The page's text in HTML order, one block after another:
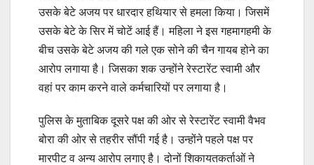
उसके बेटे अजय पर धारदार हथियार से हमला किया। जिसमें
उसके बेटे के सिर में चोटें आई हैं। महिला ने इस गहमागहमी के
बीच उसके बेटे अजय की गले एक सोने की चैन गायब होने का
आरोप लगाया है। जिसका शक उन्होंने रेस्टारेंट स्वामी और
वहां पर काम करने वाले कर्मचारियों पर लगाया है।
पुलिस के मुताबिक दूसरे पक्ष की ओर से रेस्टारेंट स्वामी वैभव
बोरा की ओर से तहरीर सौंपी गई है। उन्होंने पहले पक्ष पर
मारपीट व अन्य आरोप लगाए है। दोनों शिकायतकर्ताओं ने